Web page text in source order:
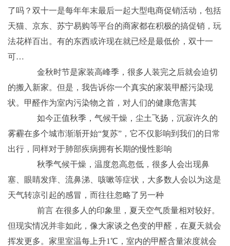
了吗？双十一是每年年末最后一起大型电商促销活动，包括
天猫、京东、苏宁易购等平台的商家都在积极的搞促销，玩
法花样百出。有的东西或许现在就已经是最低价，双十一
可…
金秋时节是家装高峰季，很多人装完之后就会迫切
的搬入新家。但是，我告诉你一个真实的家装甲醛污染现
状。甲醛作为室内污染物之首，对人们的健康危害其
如今正值秋季，气候干燥，尘土飞扬，沉寂许久的
雾霾在多个城市渐渐开始“复苏”，它不仅影响到我们的日常
出行，同样对于肺部疾病拥有长期的慢性影响
秋季气候干燥，温度忽高忽低，很多人会出现鼻
塞、眼睛发痒、流鼻涕、咳嗽等症状，大多数人会以为这是
天气转凉引起的感冒，而往往忽略了另一种
前言 在很多人的印象里，夏天空气质量相对较好。
但现实情况并非如此，像大家谈之色变的甲醛，在夏天就会
挥发更多。家里室温每上升1℃，室内的甲醛含量浓度就会